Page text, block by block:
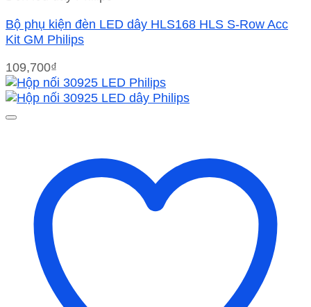
Bộ phụ kiện đèn LED dây HLS168 HLS S-Row Acc
Kit GM Philips
109,700₫